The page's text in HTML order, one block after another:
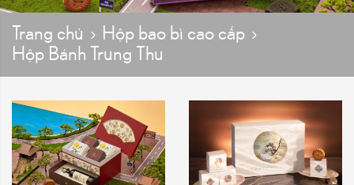
Trang chủ
Hộp bao bì cao cấp
Hộp Bánh Trung Thu